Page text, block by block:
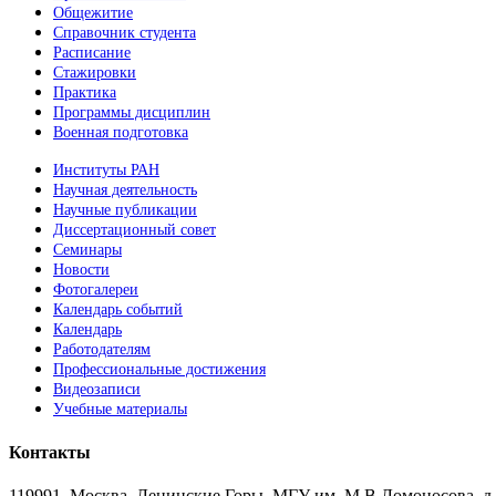
Общежитие
Справочник студента
Расписание
Стажировки
Практика
Программы дисциплин
Военная подготовка
Институты РАН
Научная деятельность
Научные публикации
Диссертационный совет
Семинары
Новости
Фотогалереи
Календарь событий
Календарь
Работодателям
Профессиональные достижения
Видеозаписи
Учебные материалы
Контакты